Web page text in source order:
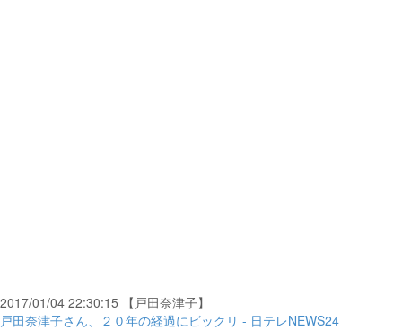
2017/01/04 22:30:15 【戸田奈津子】
戸田奈津子さん、２０年の経過にビックリ - 日テレNEWS24